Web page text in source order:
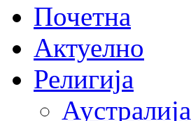
Почетна
Актуелно
Религија
Аустралија